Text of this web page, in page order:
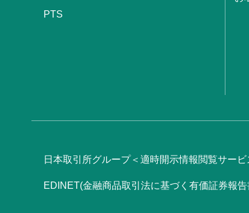
PTS
日本取引所グループ＜適時開示情報閲覧サービ
EDINET(金融商品取引法に基づく有価証券報